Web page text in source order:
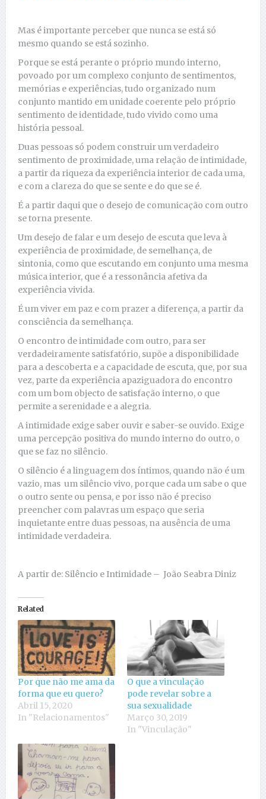
Mas é importante perceber que nunca se está só
mesmo quando se está sozinho.
Porque se está perante o próprio mundo interno,
povoado por um complexo conjunto de sentimentos,
memórias e experiências, tudo organizado num
conjunto mantido em unidade coerente pelo próprio
sentimento de identidade, tudo vivido como uma
história pessoal.
Duas pessoas só podem construir um verdadeiro
sentimento de proximidade, uma relação de intimidade,
a partir da riqueza da experiência interior de cada uma,
e com a clareza do que se sente e do que se é.
É a partir daqui que o desejo de comunicação com outro
se torna presente.
Um desejo de falar e um desejo de escuta que leva à
experiência de proximidade, de semelhança, de
sintonia, como que escutando em conjunto uma mesma
música interior, que é a ressonância afetiva da
experiência vivida.
É um viver em paz e com prazer a diferença, a partir da
consciência da semelhança.
O encontro de intimidade com outro, para ser
verdadeiramente satisfatório, supõe a disponibilidade
para a descoberta e a capacidade de escuta, que, por sua
vez, parte da experiência apaziguadora do encontro
com um bom objecto de satisfação interno, o que
permite a serenidade e a alegria.
A intimidade exige saber ouvir e saber-se ouvido. Exige
uma percepção positiva do mundo interno do outro, o
que se faz no silêncio.
O silêncio é a linguagem dos íntimos, quando não é um
vazio, mas um silêncio vivo, porque cada um sabe o que
o outro sente ou pensa, e por isso não é preciso
preencher com palavras um espaço que seria
inquietante entre duas pessoas, na ausência de uma
intimidade verdadeira.
A partir de: Silêncio e Intimidade – João Seabra Diniz
Related
Por que não me ama da
forma que eu quero?
Abril 15, 2020
In "Relacionamentos"
O que a vinculação
pode revelar sobre a
sua sexualidade
Março 30, 2019
In "Vinculação"